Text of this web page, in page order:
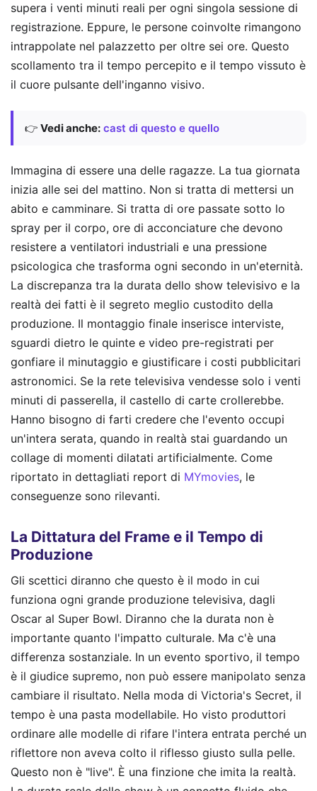
supera i venti minuti reali per ogni singola sessione di
registrazione. Eppure, le persone coinvolte rimangono
intrappolate nel palazzetto per oltre sei ore. Questo
scollamento tra il tempo percepito e il tempo vissuto è
il cuore pulsante dell'inganno visivo.
👉 Vedi anche: cast di questo e quello
Immagina di essere una delle ragazze. La tua giornata
inizia alle sei del mattino. Non si tratta di mettersi un
abito e camminare. Si tratta di ore passate sotto lo
spray per il corpo, ore di acconciature che devono
resistere a ventilatori industriali e una pressione
psicologica che trasforma ogni secondo in un'eternità.
La discrepanza tra la durata dello show televisivo e la
realtà dei fatti è il segreto meglio custodito della
produzione. Il montaggio finale inserisce interviste,
sguardi dietro le quinte e video pre-registrati per
gonfiare il minutaggio e giustificare i costi pubblicitari
astronomici. Se la rete televisiva vendesse solo i venti
minuti di passerella, il castello di carte crollerebbe.
Hanno bisogno di farti credere che l'evento occupi
un'intera serata, quando in realtà stai guardando un
collage di momenti dilatati artificialmente. Come
riportato in dettagliati report di MYmovies, le
conseguenze sono rilevanti.
La Dittatura del Frame e il Tempo di
Produzione
Gli scettici diranno che questo è il modo in cui
funziona ogni grande produzione televisiva, dagli
Oscar al Super Bowl. Diranno che la durata non è
importante quanto l'impatto culturale. Ma c'è una
differenza sostanziale. In un evento sportivo, il tempo
è il giudice supremo, non può essere manipolato senza
cambiare il risultato. Nella moda di Victoria's Secret, il
tempo è una pasta modellabile. Ho visto produttori
ordinare alle modelle di rifare l'intera entrata perché un
riflettore non aveva colto il riflesso giusto sulla pelle.
Questo non è "live". È una finzione che imita la realtà.